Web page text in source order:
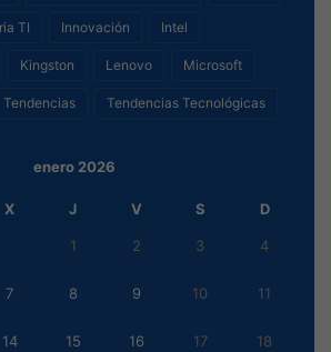
TI Innovación Intel
Kingston Lenovo Microsoft
Tendencias Tendencias Tecnológicas
enero 2026
X J V S D
1 2 3 4
7 8 9 10 11
14 15 16 17 18